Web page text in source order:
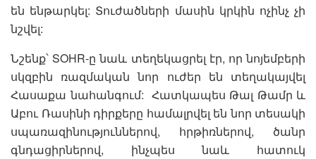
են ենթարկել: Տուժածների մասին կրկին ոչինչ չի
նշվել:
Նշենք՝ SOHR-ը նաև տեղեկացրել էր, որ նոյեմբերի
սկզբին ռազմական նոր ուժեր են տեղակայվել
Հասաքա նահանգում: Հատկապես Թալ Թամր և
Աբու Ռասինի դիրքերը համալրվել են նոր տեսակի
սպառազինություններով, հրթիռներով, ծանր
գնդացիրներով, ինչպես նաև հատուկ